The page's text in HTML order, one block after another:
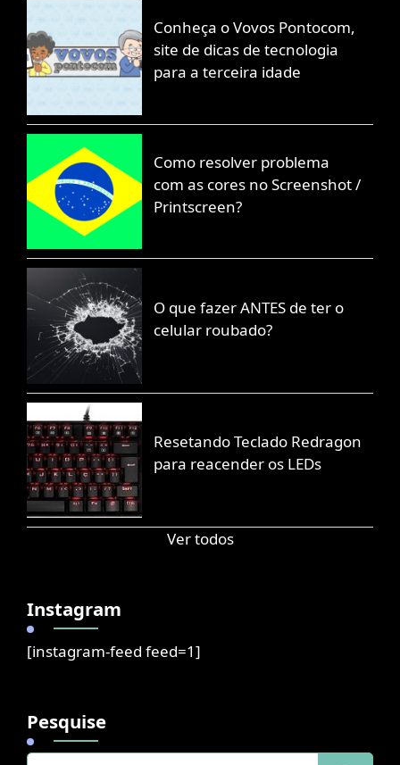
Conheça o Vovos Pontocom,
site de dicas de tecnologia
para a terceira idade
Como resolver problema
com as cores no Screenshot /
Printscreen?
O que fazer ANTES de ter o
celular roubado?
Resetando Teclado Redragon
para reacender os LEDs
Ver todos
Instagram
[instagram-feed feed=1]
Pesquise